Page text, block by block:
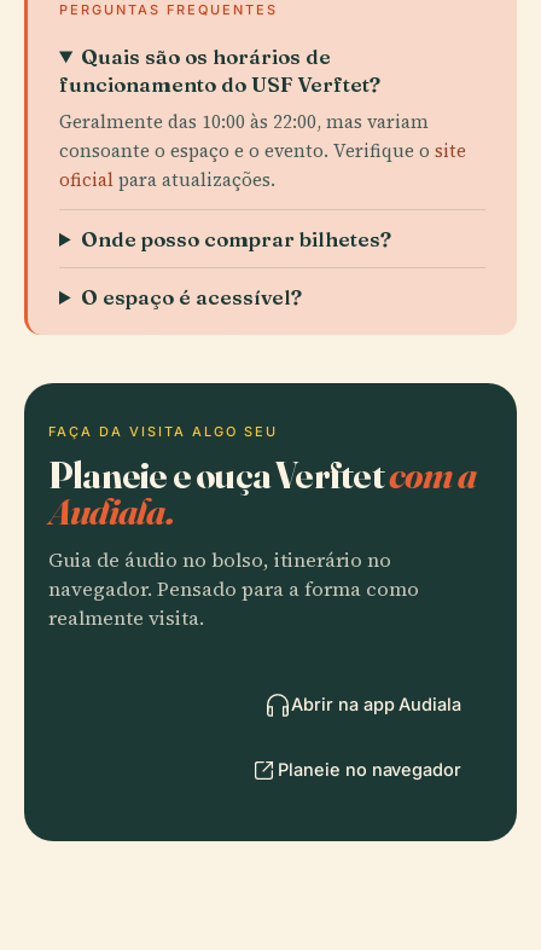
PERGUNTAS FREQUENTES
Quais são os horários de
funcionamento do USF Verftet?
Geralmente das 10:00 às 22:00, mas variam
consoante o espaço e o evento. Verifique o site
oficialpara atualizações.
Onde posso comprar bilhetes?
O espaço é acessível?
FAÇA DA VISITA ALGO SEU
Planeie e ouça Verftetcom a
Audiala.
Guia de áudio no bolso, itinerário no
navegador. Pensado para a forma como
realmente visita.
Abrir na app Audiala
Planeie no navegador